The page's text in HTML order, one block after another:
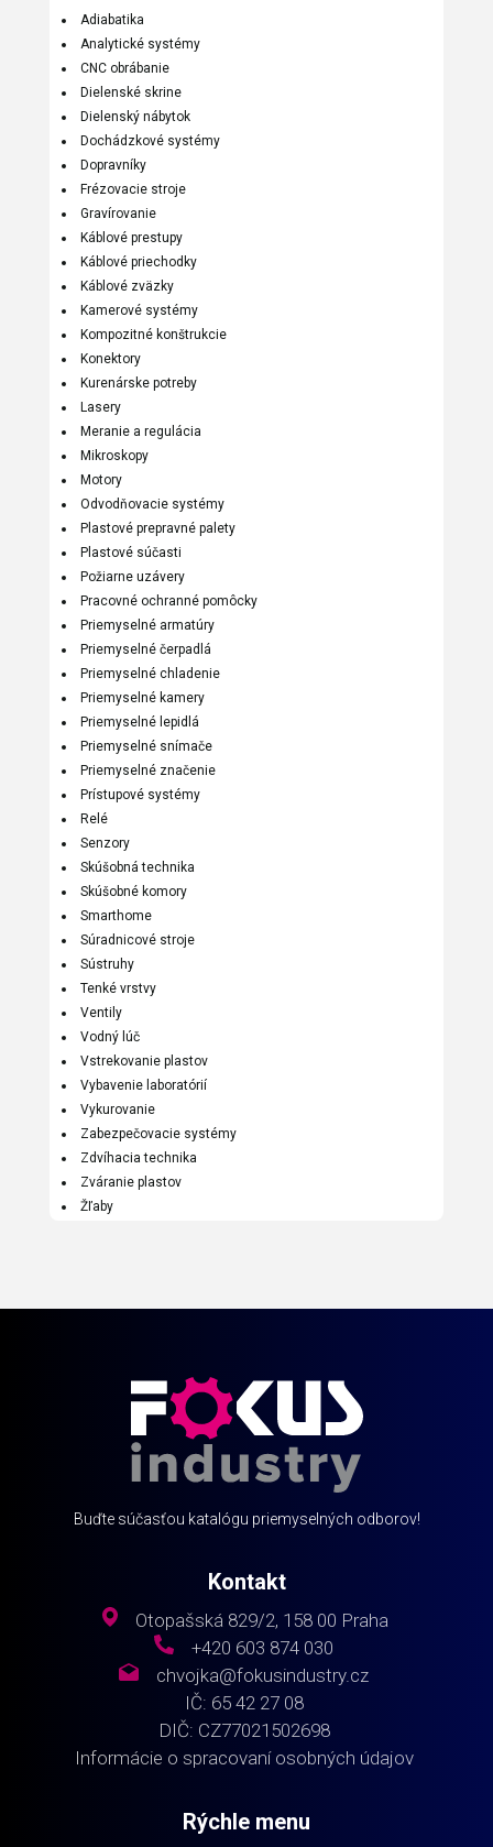
Adiabatika
Analytické systémy
CNC obrábanie
Dielenské skrine
Dielenský nábytok
Dochádzkové systémy
Dopravníky
Frézovacie stroje
Gravírovanie
Káblové prestupy
Káblové priechodky
Káblové zväzky
Kamerové systémy
Kompozitné konštrukcie
Konektory
Kurenárske potreby
Lasery
Meranie a regulácia
Mikroskopy
Motory
Odvodňovacie systémy
Plastové prepravné palety
Plastové súčasti
Požiarne uzávery
Pracovné ochranné pomôcky
Priemyselné armatúry
Priemyselné čerpadlá
Priemyselné chladenie
Priemyselné kamery
Priemyselné lepidlá
Priemyselné snímače
Priemyselné značenie
Prístupové systémy
Relé
Senzory
Skúšobná technika
Skúšobné komory
Smarthome
Súradnicové stroje
Sústruhy
Tenké vrstvy
Ventily
Vodný lúč
Vstrekovanie plastov
Vybavenie laboratórií
Vykurovanie
Zabezpečovacie systémy
Zdvíhacia technika
Zváranie plastov
Žľaby
Buďte súčasťou katalógu priemyselných odborov!
Kontakt
Otopašská 829/2, 158 00 Praha
+420 603 874 030
chvojka@fokusindustry.cz
IČ: 65 42 27 08
DIČ: CZ77021502698
Informácie o spracovaní osobných údajov
Rýchle menu